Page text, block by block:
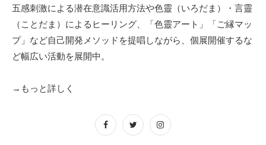
五感刺激による潜在意識活用方法や色靈（いろだま）・言靈
（ことだま）によるヒーリング、「色靈アート」「ご縁マッ
プ」など自己開発メソッドを提唱しながら、個展開催するな
ど幅広い活動を展開中。
→もっと詳しく